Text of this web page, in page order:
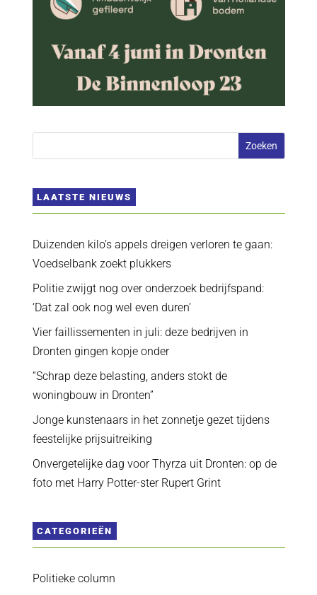
LAATSTE NIEUWS
Duizenden kilo’s appels dreigen verloren te gaan:
Voedselbank zoekt plukkers
Politie zwijgt nog over onderzoek bedrijfspand:
‘Dat zal ook nog wel even duren’
Vier faillissementen in juli: deze bedrijven in
Dronten gingen kopje onder
“Schrap deze belasting, anders stokt de
woningbouw in Dronten”
Jonge kunstenaars in het zonnetje gezet tijdens
feestelijke prijsuitreiking
Onvergetelijke dag voor Thyrza uit Dronten: op de
foto met Harry Potter-ster Rupert Grint
CATEGORIEËN
Politieke column